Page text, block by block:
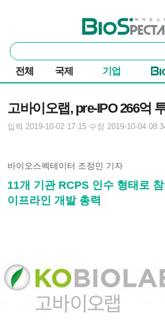
바이오스펙테이터
통
합
검
색
전체 국제 기업
고바이오랩, pre-IPO 266억
입력 2019-10-02 17:15 수정 2019-10-04
바이오스펙테이터 조정민 기자
11개 기관 RCPS 인수 형태로
이프라인 개발 총력